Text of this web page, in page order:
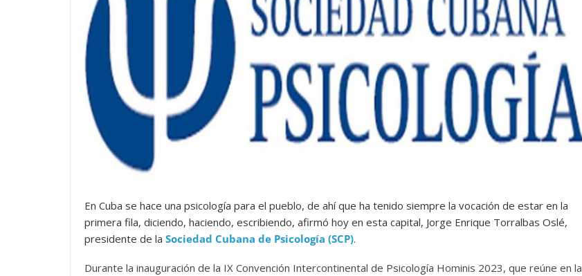
En Cuba se hace una psicología para el pueblo, de ahí que ha tenido siempre la vocación de estar en la
primera fila, diciendo, haciendo, escribiendo, afirmó hoy en esta capital, Jorge Enrique Torralbas Oslé,
presidente de la Sociedad Cubana de Psicología (SCP).
Durante la inauguración de la IX Convención Intercontinental de Psicología Hominis 2023, que reúne en la